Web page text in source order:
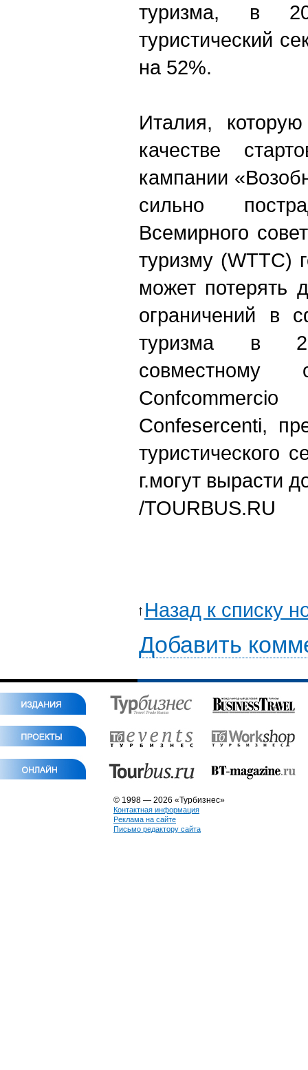
туризма, в
туристический
на 52%.
Италия,
качестве
кампании
сильно
Всемирного
туризму (WTTC)
может потерять
ограничений в
туризма в
совместному
Confesercenti,
туристического
г.могут вырасти
/TOURBUS.RU
Назад к списку
Добавить
© 1998 — 2026 «Турбизнес»
Контактная информация
Реклама на сайте
Письмо редактору сайта